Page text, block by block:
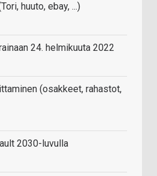
huuto, ebay, ...)
24. helmikuuta 2022
(osakkeet, rahastot,
2030-luvulla